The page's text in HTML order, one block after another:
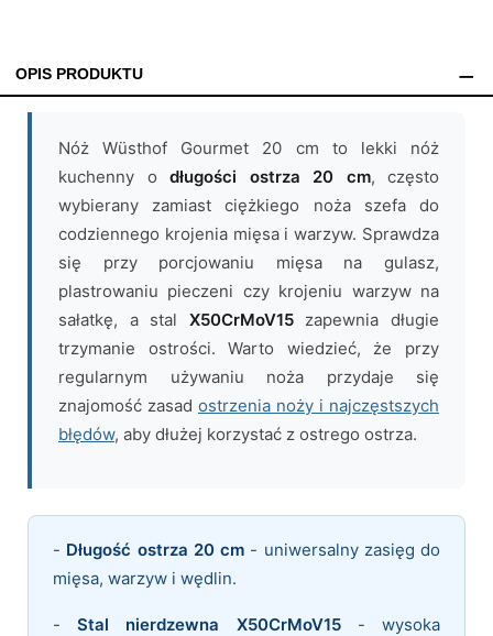
OPIS PRODUKTU
Nóż Wüsthof Gourmet 20 cm to lekki nóż
kuchenny o długości ostrza 20 cm, często
wybierany zamiast ciężkiego noża szefa do
codziennego krojenia mięsa i warzyw. Sprawdza
się przy porcjowaniu mięsa na gulasz,
plastrowaniu pieczeni czy krojeniu warzyw na
sałatkę, a stal X50CrMoV15zapewnia długie
trzymanie ostrości. Warto wiedzieć, że przy
regularnym używaniu noża przydaje się
znajomość zasad ostrzenia noży i najczęstszych
błędów, aby dłużej korzystać z ostrego ostrza.
- Długość ostrza 20 cm - uniwersalny zasięg do
mięsa, warzyw i wędlin.
-Stal nierdzewna X50CrMoV15- wysoka